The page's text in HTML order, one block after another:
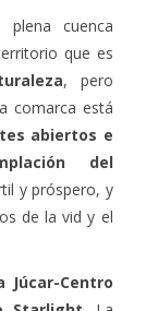
que es
comarca está
abiertos e
del
de la vid y el
en la primera